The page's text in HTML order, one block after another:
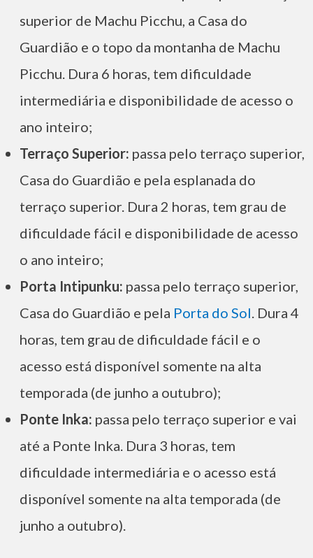
superior de Machu Picchu, a Casa do
Guardião e o topo da montanha de Machu
Picchu. Dura 6 horas, tem dificuldade
intermediária e disponibilidade de acesso o
ano inteiro;
Terraço Superior: passa pelo terraço superior,
Casa do Guardião e pela esplanada do
terraço superior. Dura 2 horas, tem grau de
dificuldade fácil e disponibilidade de acesso
o ano inteiro;
Porta Intipunku: passa pelo terraço superior,
Casa do Guardião e pela Porta do Sol. Dura 4
horas, tem grau de dificuldade fácil e o
acesso está disponível somente na alta
temporada (de junho a outubro);
Ponte Inka: passa pelo terraço superior e vai
até a Ponte Inka. Dura 3 horas, tem
dificuldade intermediária e o acesso está
disponível somente na alta temporada (de
junho a outubro).